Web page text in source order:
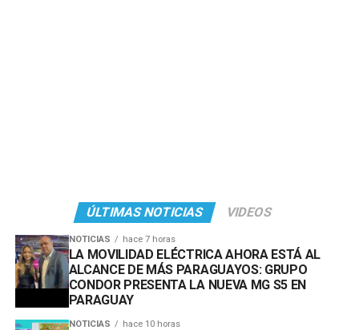
ÚLTIMAS NOTICIAS VIDEOS
NOTICIAS hace 7 horas
LA MOVILIDAD ELÉCTRICA AHORA ESTÁ AL
ALCANCE DE MÁS PARAGUAYOS: GRUPO
CONDOR PRESENTA LA NUEVA MG S5 EN
PARAGUAY
NOTICIAS hace 10 horas